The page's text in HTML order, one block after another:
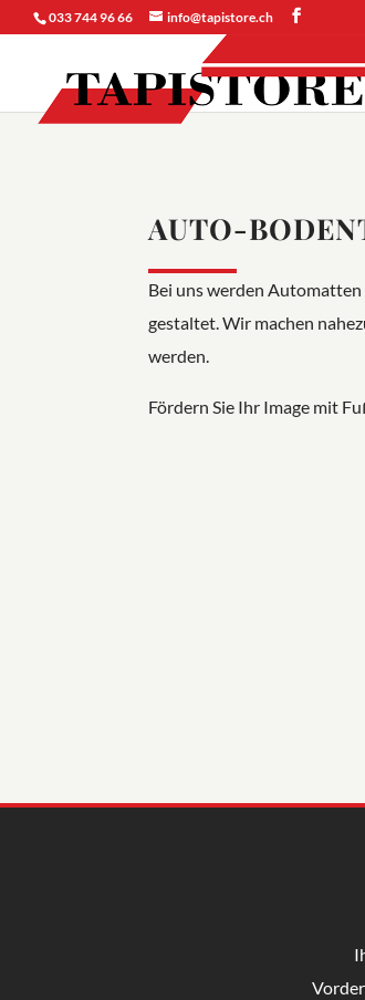
033 744 96 66 info@tapistore.ch
AUTO-
Bei uns werden
gestaltet. Wir machen
werden.
Fördern Sie Ihr Image mit